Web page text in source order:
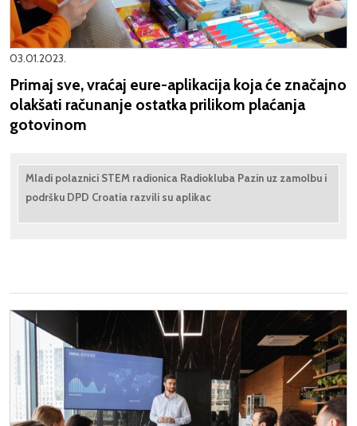
03.01.2023.
Primaj sve, vraćaj eure-aplikacija koja će značajno
olakšati računanje ostatka prilikom plaćanja
gotovinom
Mladi polaznici STEM radionica Radiokluba Pazin uz zamolbu i
podršku DPD Croatia razvili su aplikac